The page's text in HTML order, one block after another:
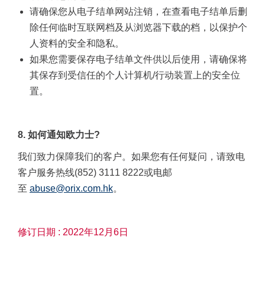
请确保您从电子结单网站注销，在查看电子结单后删
除任何临时互联网档及从浏览器下载的档，以保护个
人资料的安全和隐私。
如果您需要保存电子结单文件供以后使用，请确保将
其保存到受信任的个人计算机/行动装置上的安全位
置。
8. 如何通知欧力士?
我们致力保障我们的客户。如果您有任何疑问，请致电
客户服务热线(852) 3111 8222或电邮
至 abuse@orix.com.hk。
修订日期 : 2022年12月6日